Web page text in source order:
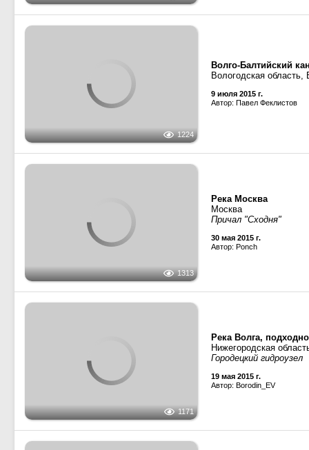
14 августа 2015 г.
Вологодская область,
9 июля 2015 г.
Москва
Причал "Сходня"
Автор: Ponch